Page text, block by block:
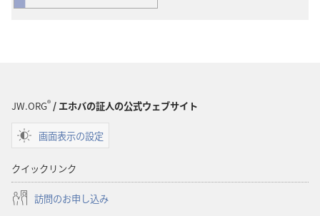
JW.ORG®/ エホバの証人の公式ウェブサイト
画面表示の設定
クイックリンク
訪問のお申し込み